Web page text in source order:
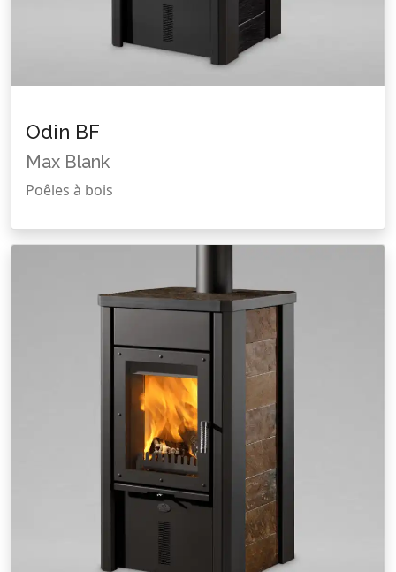
Odin BF
Max Blank
Poêles à bois